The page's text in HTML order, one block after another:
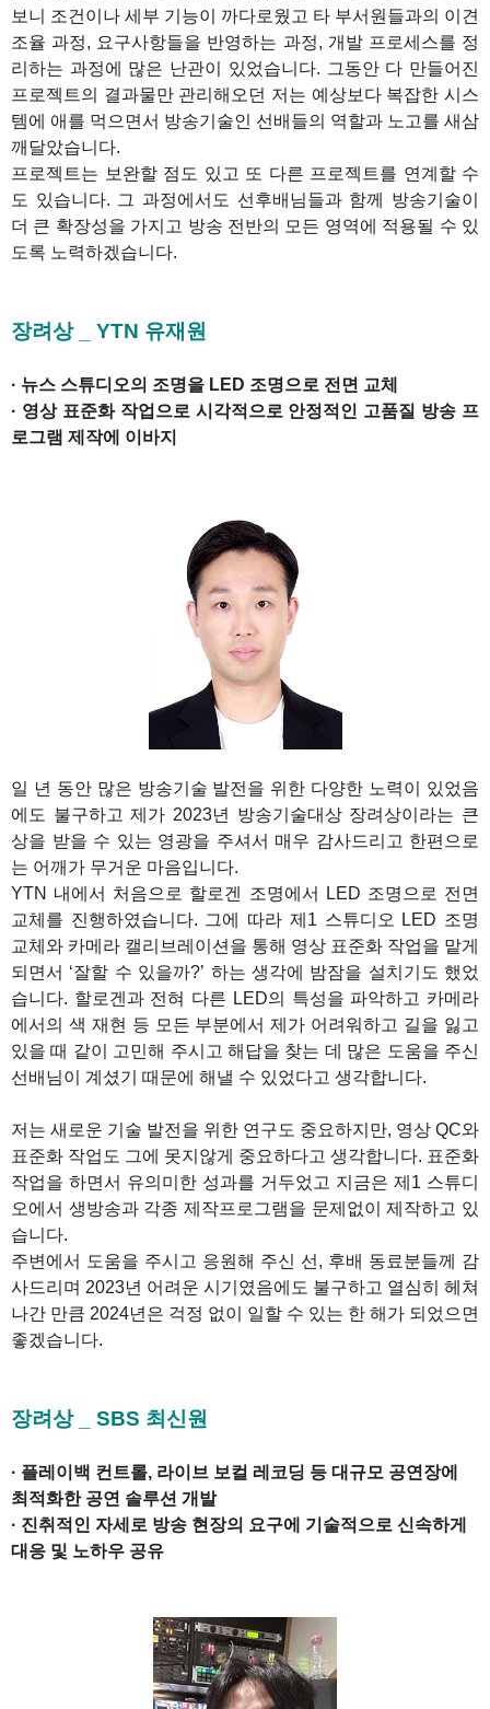
보니 조건이나 세부 기능이 까다로웠고 타 부서원들과의 이견
조율 과정, 요구사항들을 반영하는 과정, 개발 프로세스를 정
리하는 과정에 많은 난관이 있었습니다. 그동안 다 만들어진
프로젝트의 결과물만 관리해오던 저는 예상보다 복잡한 시스
템에 애를 먹으면서 방송기술인 선배들의 역할과 노고를 새삼
깨달았습니다.
프로젝트는 보완할 점도 있고 또 다른 프로젝트를 연계할 수
도 있습니다. 그 과정에서도 선후배님들과 함께 방송기술이
더 큰 확장성을 가지고 방송 전반의 모든 영역에 적용될 수 있
도록 노력하겠습니다.
장려상 _ YTN 유재원
· 뉴스 스튜디오의 조명을 LED 조명으로 전면 교체
· 영상 표준화 작업으로 시각적으로 안정적인 고품질 방송 프
로그램 제작에 이바지
일 년 동안 많은 방송기술 발전을 위한 다양한 노력이 있었음
에도 불구하고 제가 2023년 방송기술대상 장려상이라는 큰
상을 받을 수 있는 영광을 주셔서 매우 감사드리고 한편으로
는 어깨가 무거운 마음입니다.
YTN 내에서 처음으로 할로겐 조명에서 LED 조명으로 전면
교체를 진행하였습니다. 그에 따라 제1 스튜디오 LED 조명
교체와 카메라 캘리브레이션을 통해 영상 표준화 작업을 맡게
되면서 ‘잘할 수 있을까?’ 하는 생각에 밤잠을 설치기도 했었
습니다. 할로겐과 전혀 다른 LED의 특성을 파악하고 카메라
에서의 색 재현 등 모든 부분에서 제가 어려워하고 길을 잃고
있을 때 같이 고민해 주시고 해답을 찾는 데 많은 도움을 주신
선배님이 계셨기 때문에 해낼 수 있었다고 생각합니다.
저는 새로운 기술 발전을 위한 연구도 중요하지만, 영상 QC와
표준화 작업도 그에 못지않게 중요하다고 생각합니다. 표준화
작업을 하면서 유의미한 성과를 거두었고 지금은 제1 스튜디
오에서 생방송과 각종 제작프로그램을 문제없이 제작하고 있
습니다.
주변에서 도움을 주시고 응원해 주신 선, 후배 동료분들께 감
사드리며 2023년 어려운 시기였음에도 불구하고 열심히 헤쳐
나간 만큼 2024년은 걱정 없이 일할 수 있는 한 해가 되었으면
좋겠습니다.
장려상 _ SBS 최신원
· 플레이백 컨트롤, 라이브 보컬 레코딩 등 대규모 공연장에
최적화한 공연 솔루션 개발
· 진취적인 자세로 방송 현장의 요구에 기술적으로 신속하게
대응 및 노하우 공유